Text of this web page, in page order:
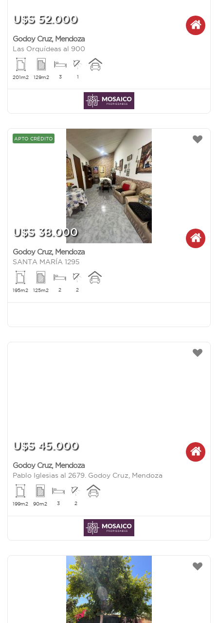
U$S 52.000
Godoy Cruz, Mendoza
Las Orquídeas al 900
201m2 129m2 3 1
APTO CRÉDITO
U$S 38.000
Godoy Cruz, Mendoza
SANTA MARÍA 1295
195m2 125m2 2 2
U$S 45.000
Godoy Cruz, Mendoza
Pablo Iglesias al 2679. Godoy Cruz, Mendoza
199m2 90m2 3 2